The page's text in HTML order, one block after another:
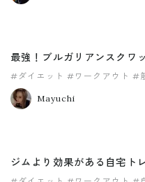
最強！ブルガリアンスクワ
#ダイエット #ワークアウト #
Mayuchi
ジムより効果がある自宅トレ